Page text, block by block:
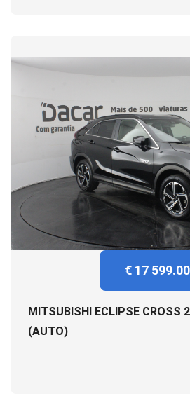
€ 17 599.00
MITSUBISHI ECLIPSE CROSS
(AUTO)